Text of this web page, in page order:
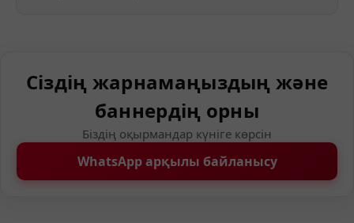
Сіздің жарнамаңыздың және
баннердің орны
Біздің оқырмандар күніге көрсін
WhatsApp арқылы байланысу